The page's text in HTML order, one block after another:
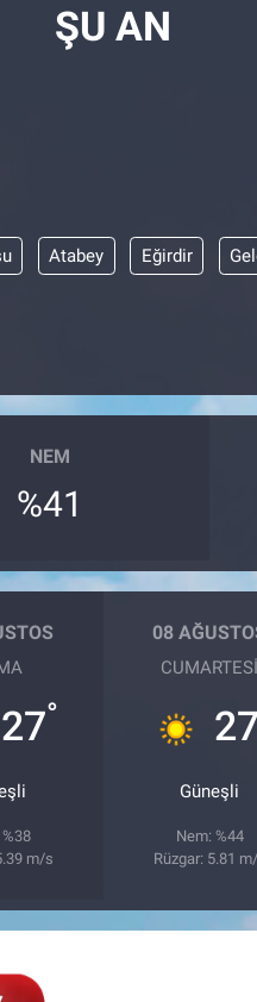
ŞU AN
Atabey Eğirdir
NEM
%41
27°
m/s
08
CUMARTESI
27
Güneşli
Nem: %44
Rüzgar: 5.81